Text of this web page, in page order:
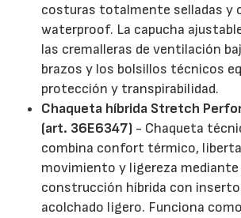
costuras totalmente selladas y
waterproof. La capucha
las cremalleras de ventilación
brazos y los bolsillos técnicos
protección y transpirabilidad.
Chaqueta híbrida Stretch
(art. 36E6347) - Chaqueta
combina confort térmico,
movimiento y ligereza mediante
construcción híbrida con
acolchado ligero. Funciona